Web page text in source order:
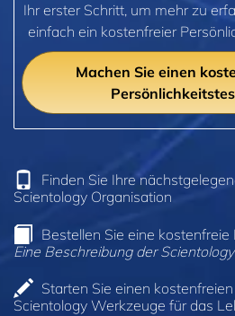
Ihr erster Schritt, um mehr zu
einfach ein kostenfreier
Machen Sie einen
Finden Sie Ihre
Scientology Organisation
Bestellen Sie eine kostenfreie
Eine Beschreibung der Scientology
Starten Sie einen
Scientology Werkzeuge für das